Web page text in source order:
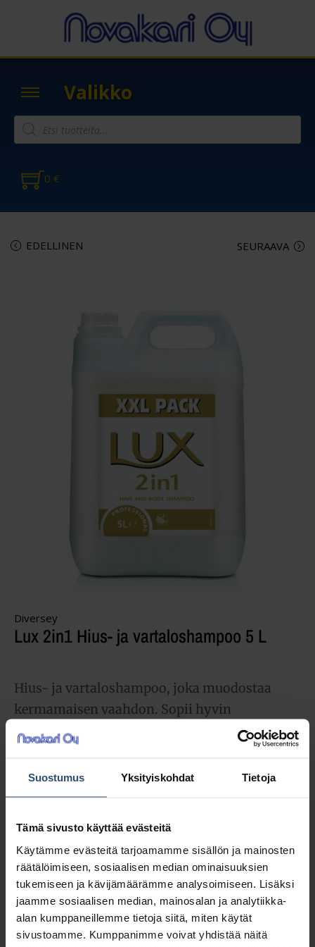
Suostumus Yksityiskohdat Tietoja
Tämä sivusto käyttää evästeitä
Käytämme evästeitä tarjoamamme sisällön ja mainosten
räätälöimiseen, sosiaalisen median ominaisuuksien
tukemiseen ja kävijämäärämme analysoimiseen. Lisäksi
jaamme sosiaalisen median, mainosalan ja analytiikka-
alan kumppaneillemme tietoja siitä, miten käytät
sivustoamme. Kumppanimme voivat yhdistää näitä
Valikko
0 €
EDELLINEN SEURAAVA
Diversey
Lux 2in1 Hius- ja vartaloshampoo 5 L
Hius- ja vartaloshampoo, joka muodostaa
kermamaisen vaahdon. Sopii hyvin
kylpyvaahdoksi eikä muodosta sitkeää sakkaa
ammeen reunaan. Sisältää myös hiusten
kammattavuutta parantavaa ainesosaa.
Kevysti hajustettu.
29,96€
(37,60€
Täydessä laatikossa 2 ast (59,92 € / ltk)
LISÄÄ OSTOSKORIIN